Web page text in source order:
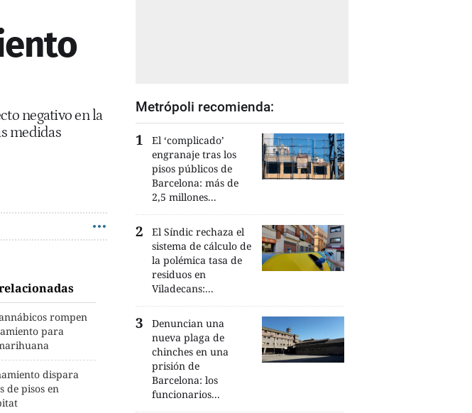
negativo en la
medidas
rompen
para
dispara
de pisos en
Metrópoli recomienda:
El ‘complicado’
engranaje tras los
pisos públicos de
Barcelona: más de
2,5 millones...
El Síndic rechaza el
sistema de cálculo de
la polémica tasa de
residuos en
Viladecans:...
Denuncian una
nueva plaga de
chinches en una
prisión de
Barcelona: los
funcionarios...